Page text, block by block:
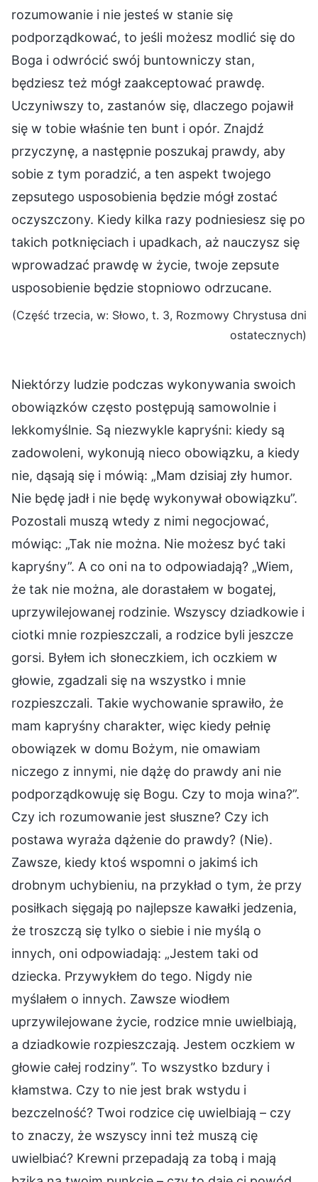
rozumowanie i nie jesteś w stanie się
podporządkować, to jeśli możesz modlić się do
Boga i odwrócić swój buntowniczy stan,
będziesz też mógł zaakceptować prawdę.
Uczyniwszy to, zastanów się, dlaczego pojawił
się w tobie właśnie ten bunt i opór. Znajdź
przyczynę, a następnie poszukaj prawdy, aby
sobie z tym poradzić, a ten aspekt twojego
zepsutego usposobienia będzie mógł zostać
oczyszczony. Kiedy kilka razy podniesiesz się po
takich potknięciach i upadkach, aż nauczysz się
wprowadzać prawdę w życie, twoje zepsute
usposobienie będzie stopniowo odrzucane.
(Część trzecia, w: Słowo, t. 3, Rozmowy Chrystusa dni
ostatecznych)
Niektórzy ludzie podczas wykonywania swoich
obowiązków często postępują samowolnie i
lekkomyślnie. Są niezwykle kapryśni: kiedy są
zadowoleni, wykonują nieco obowiązku, a kiedy
nie, dąsają się i mówią: „Mam dzisiaj zły humor.
Nie będę jadł i nie będę wykonywał obowiązku”.
Pozostali muszą wtedy z nimi negocjować,
mówiąc: „Tak nie można. Nie możesz być taki
kapryśny”. A co oni na to odpowiadają? „Wiem,
że tak nie można, ale dorastałem w bogatej,
uprzywilejowanej rodzinie. Wszyscy dziadkowie i
ciotki mnie rozpieszczali, a rodzice byli jeszcze
gorsi. Byłem ich słoneczkiem, ich oczkiem w
głowie, zgadzali się na wszystko i mnie
rozpieszczali. Takie wychowanie sprawiło, że
mam kapryśny charakter, więc kiedy pełnię
obowiązek w domu Bożym, nie omawiam
niczego z innymi, nie dążę do prawdy ani nie
podporządkowuję się Bogu. Czy to moja wina?”.
Czy ich rozumowanie jest słuszne? Czy ich
postawa wyraża dążenie do prawdy? (Nie).
Zawsze, kiedy ktoś wspomni o jakimś ich
drobnym uchybieniu, na przykład o tym, że przy
posiłkach sięgają po najlepsze kawałki jedzenia,
że troszczą się tylko o siebie i nie myślą o
innych, oni odpowiadają: „Jestem taki od
dziecka. Przywykłem do tego. Nigdy nie
myślałem o innych. Zawsze wiodłem
uprzywilejowane życie, rodzice mnie uwielbiają,
a dziadkowie rozpieszczają. Jestem oczkiem w
głowie całej rodziny”. To wszystko bzdury i
kłamstwa. Czy to nie jest brak wstydu i
bezczelność? Twoi rodzice cię uwielbiają – czy
to znaczy, że wszyscy inni też muszą cię
uwielbiać? Krewni przepadają za tobą i mają